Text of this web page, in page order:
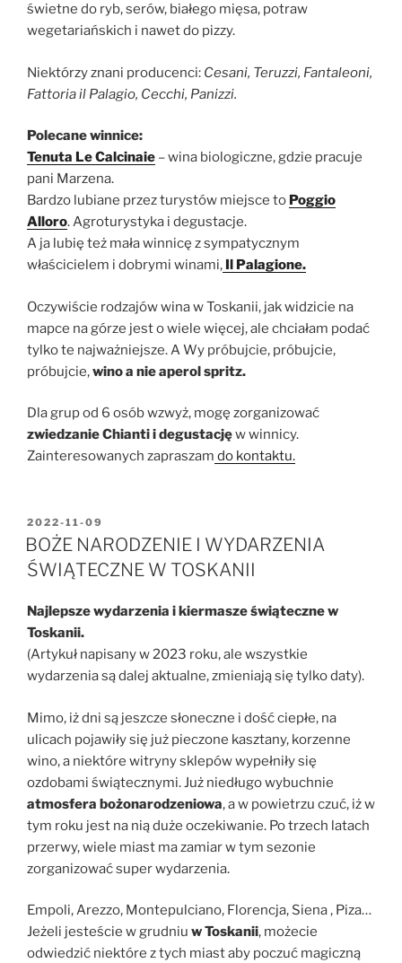
świetne do ryb, serów, białego mięsa, potraw
wegetariańskich i nawet do pizzy.
Niektórzy znani producenci: Cesani, Teruzzi, Fantaleoni,
Fattoria il Palagio, Cecchi, Panizzi.
Polecane winnice:
Tenuta Le Calcinaie – wina biologiczne, gdzie pracuje
pani Marzena.
Bardzo lubiane przez turystów miejsce to Poggio
Alloro. Agroturystyka i degustacje.
A ja lubię też mała winnicę z sympatycznym
właścicielem i dobrymi winami, Il Palagione.
Oczywiście rodzajów wina w Toskanii, jak widzicie na
mapce na górze jest o wiele więcej, ale chciałam podać
tylko te najważniejsze. A Wy próbujcie, próbujcie,
próbujcie,wino a nie aperol spritz.
Dla grup od 6 osób wzwyż, mogę zorganizować
zwiedzanie Chianti i degustacjęw winnicy.
Zainteresowanych zapraszam do kontaktu.
OPUBLIKOWANE
W
2022-11-09
BOŻE NARODZENIE I WYDARZENIA
ŚWIĄTECZNE W TOSKANII
Najlepsze wydarzenia i kiermasze świąteczne w
Toskanii.
(Artykuł napisany w 2023 roku, ale wszystkie
wydarzenia są dalej aktualne, zmieniają się tylko daty).
Mimo, iż dni są jeszcze słoneczne i dość ciepłe, na
ulicach pojawiły się już pieczone kasztany, korzenne
wino, a niektóre witryny sklepów wypełniły się
ozdobami świątecznymi. Już niedługo wybuchnie
atmosfera bożonarodzeniowa, a w powietrzu czuć, iż w
tym roku jest na nią duże oczekiwanie. Po trzech latach
przerwy, wiele miast ma zamiar w tym sezonie
zorganizować super wydarzenia.
Empoli, Arezzo, Montepulciano, Florencja, Siena , Piza…
Jeżeli jesteście w grudniu w Toskanii, możecie
odwiedzić niektóre z tych miast aby poczuć magiczną